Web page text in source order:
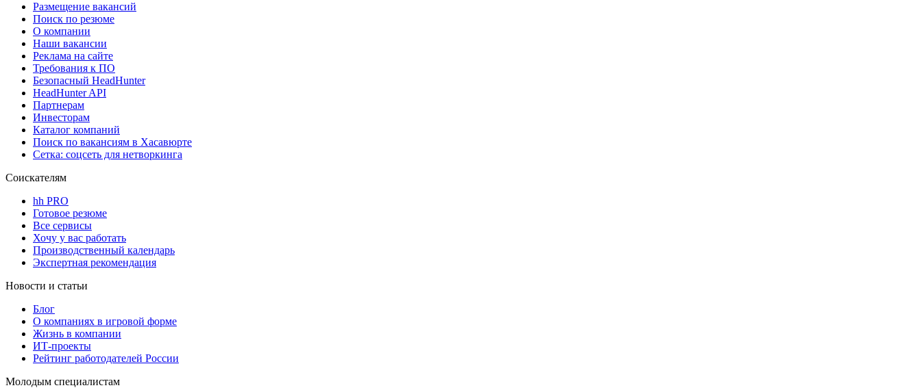
Размещение вакансий
Поиск по резюме
О компании
Наши вакансии
Реклама на сайте
Требования к ПО
Безопасный HeadHunter
HeadHunter API
Партнерам
Инвесторам
Каталог компаний
Поиск по вакансиям в Хасавюрте
Сетка: соцсеть для нетворкинга
Соискателям
hh PRO
Готовое резюме
Все сервисы
Хочу у вас работать
Производственный календарь
Экспертная рекомендация
Новости и статьи
Блог
О компаниях в игровой форме
Жизнь в компании
ИТ-проекты
Рейтинг работодателей России
Молодым специалистам